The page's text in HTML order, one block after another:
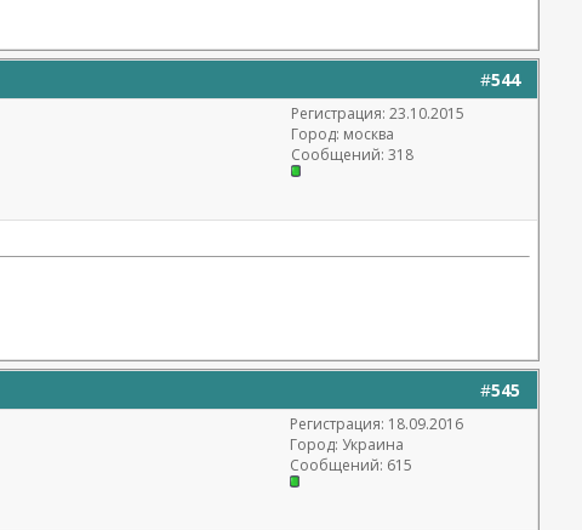
#544
Регистрация: 23.10.2015
Город: москва
Сообщений: 318
#545
Регистрация: 18.09.2016
Город: Украина
Сообщений: 615